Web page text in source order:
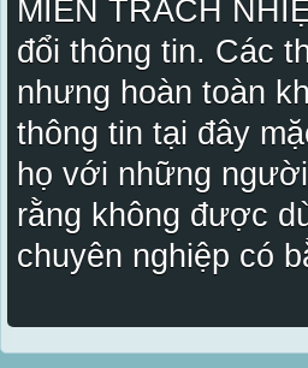
MIỄN TRÁCH
đổi thông tin. Các
nhưng hoàn toàn
thông tin tại đây
họ với những
rằng không được
chuyên nghiệp có